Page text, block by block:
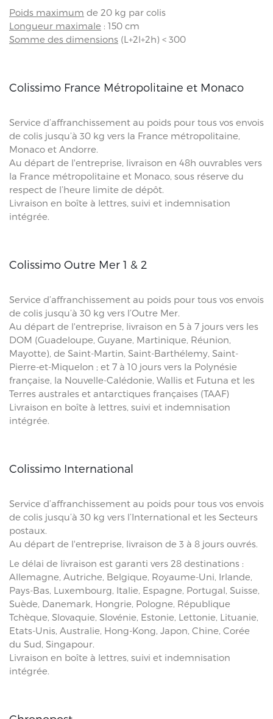
Poids maximum de 20 kg par colis
Longueur maximale : 150 cm
Somme des dimensions (L+2l+2h) < 300
Colissimo France Métropolitaine et Monaco
Service d’affranchissement au poids pour tous vos envois
de colis jusqu’à 30 kg vers la France métropolitaine,
Monaco et Andorre.
Au départ de l'entreprise, livraison en 48h ouvrables vers
la France métropolitaine et Monaco, sous réserve du
respect de l’heure limite de dépôt.
Livraison en boîte à lettres, suivi et indemnisation
intégrée.
Colissimo Outre Mer 1 & 2
Service d’affranchissement au poids pour tous vos envois
de colis jusqu’à 30 kg vers l’Outre Mer.
Au départ de l'entreprise, livraison en 5 à 7 jours vers les
DOM (Guadeloupe, Guyane, Martinique, Réunion,
Mayotte), de Saint-Martin, Saint-Barthélemy, Saint-
Pierre-et-Miquelon ; et 7 à 10 jours vers la Polynésie
française, la Nouvelle-Calédonie, Wallis et Futuna et les
Terres australes et antarctiques françaises (TAAF)
Livraison en boîte à lettres, suivi et indemnisation
intégrée.
Colissimo International
Service d’affranchissement au poids pour tous vos envois
de colis jusqu’à 30 kg vers l’International et les Secteurs
postaux.
Au départ de l'entreprise, livraison de 3 à 8 jours ouvrés.
Le délai de livraison est garanti vers 28 destinations :
Allemagne, Autriche, Belgique, Royaume-Uni, Irlande,
Pays-Bas, Luxembourg, Italie, Espagne, Portugal, Suisse,
Suède, Danemark, Hongrie, Pologne, République
Tchèque, Slovaquie, Slovénie, Estonie, Lettonie, Lituanie,
Etats-Unis, Australie, Hong-Kong, Japon, Chine, Corée
du Sud, Singapour.
Livraison en boîte à lettres, suivi et indemnisation
intégrée.